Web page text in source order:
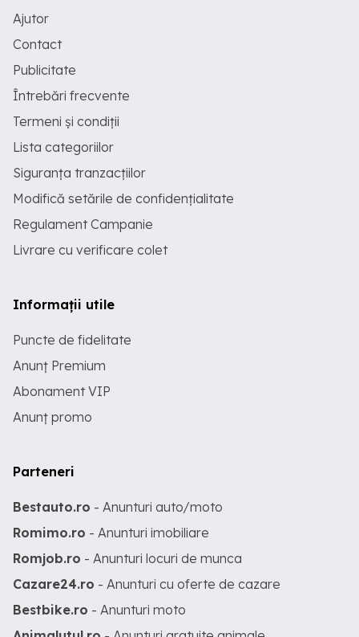
Ajutor
Contact
Publicitate
Întrebări frecvente
Termeni și condiții
Lista categoriilor
Siguranța tranzacțiilor
Modifică setările de confidențialitate
Regulament Campanie
Livrare cu verificare colet
Informații utile
Puncte de fidelitate
Anunț Premium
Abonament VIP
Anunț promo
Parteneri
Bestauto.ro - Anunturi auto/moto
Romimo.ro - Anunturi imobiliare
Romjob.ro - Anunturi locuri de munca
Cazare24.ro - Anunturi cu oferte de cazare
Bestbike.ro - Anunturi moto